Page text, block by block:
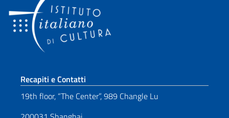
Sezione footer
Recapiti e Contatti
19th floor, “The Center”, 989 Changle Lu